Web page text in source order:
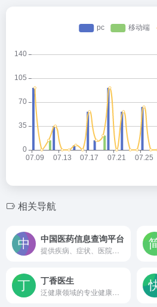
相关导航
中国医药信息查询平台
丁香医生